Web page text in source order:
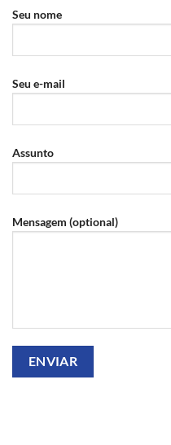
Seu nome
Seu e-mail
Assunto
Mensagem (optional)